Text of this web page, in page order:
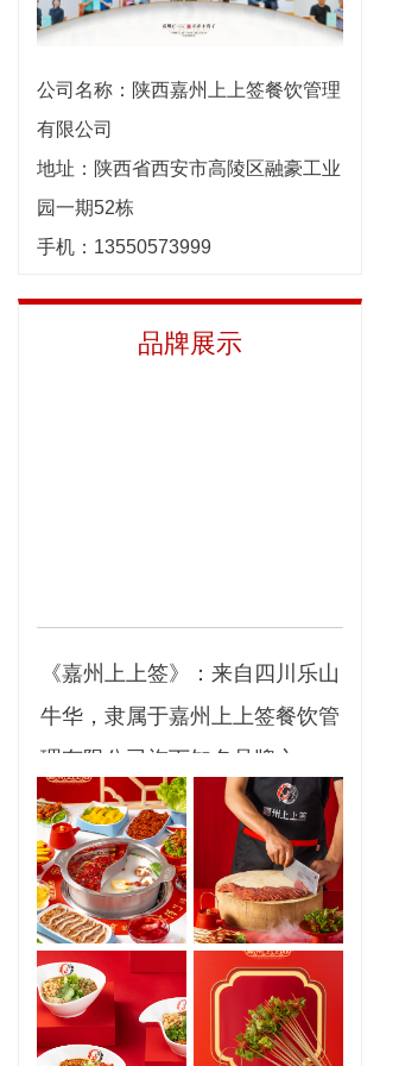
公司名称：陕西嘉州上上签餐饮管理
有限公司
地址：陕西省西安市高陵区融豪工业
园一期52栋
手机：13550573999
品牌展示
《嘉州上上签》：来自四川乐山
牛华，隶属于嘉州上上签餐饮管
理有限公司旗下知名品牌之一，
是一家餐饮策划，经营诊断，火
锅底料生产，人资输出，物流配
合，品牌加盟为一体的综合型餐
饮连锁企业。